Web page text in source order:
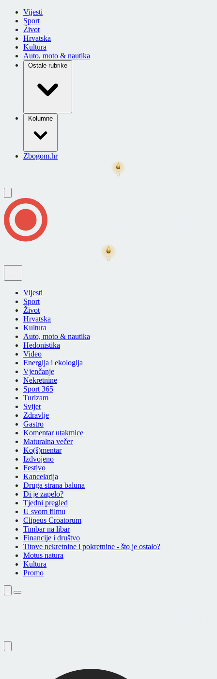
Vijesti
Sport
Život
Hrvatska
Kultura
Auto, moto & nautika
Ostale rubrike
Kolumne
Zbogom.hr
Vijesti
Sport
Život
Hrvatska
Kultura
Auto, moto & nautika
Hedonistika
Video
Energija i ekologija
Vjenčanje
Nekretnine
Sport 365
Turizam
Svijet
Zdravlje
Gastro
Komentar utakmice
Maturalna večer
Ko(š)mentar
Izdvojeno
Festivo
Kancelarija
Druga strana baluna
Di je zapelo?
Tjedni pregled
U svom filmu
Clipeus Croatorum
Timbar na libar
Financije i društvo
Titove nekretnine i pokretnine - što je ostalo?
Motus natura
Kultura
Promo